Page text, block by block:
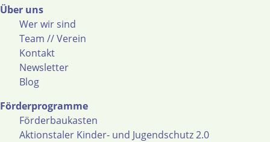
Über uns
Wer wir sind
Team // Verein
Kontakt
Newsletter
Blog
Förderprogramme
Förderbaukasten
Aktionstaler Kinder- und Jugendschutz 2.0